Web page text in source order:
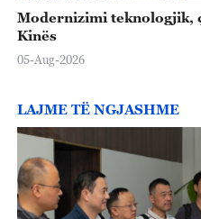
Modernizimi teknologjik,
Kinës
05-Aug-2026
LAJME TË NGJASHME